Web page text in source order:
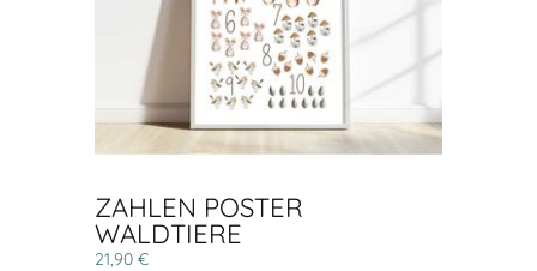
ZAHLEN POSTER
WALDTIERE
21,90 €